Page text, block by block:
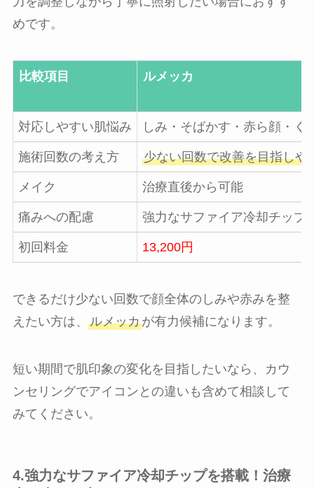
めです。
比較項目 ルメッカ
対応しやすい肌悩み しみ・そばかす・赤ら顔・く
施術回数の考え方 少ない回数で改善を目指しや
メイク 治療直後から可能
痛みへの配慮 強力なサファイア冷却チップ
初回料金 13,200円
できるだけ少ない回数で顔全体のしみや赤みを整
えたい方は、 ルメッカが有力候補になります。
短い期間で肌印象の変化を目指したいなら、カウ
ンセリングでアイコンとの違いも含めて相談して
みてください。
4.強力なサファイア冷却チップを搭載！治療